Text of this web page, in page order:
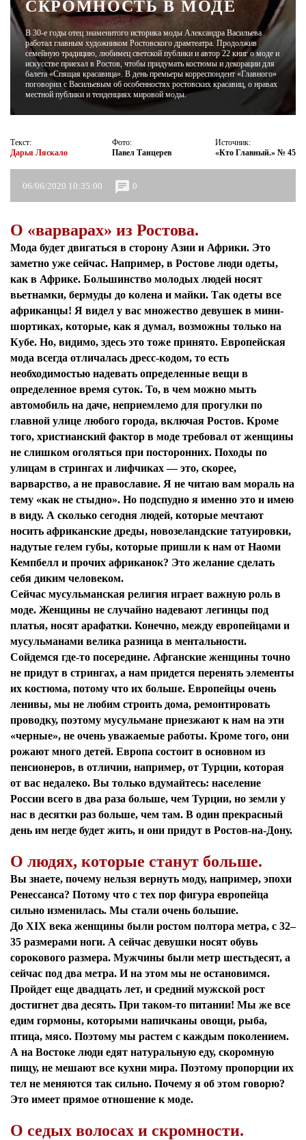
ЖУРНАЛ
СКРОМНОСТЬ В МОДЕ
В 30-е годы отец знаменитого историка моды Александра Васильева
работал главным художником Ростовского драмтеатра. Продолжив
семейную традицию, любимец светской публики и автор 22 книг о моде и
искусстве приехал в Ростов, чтобы придумать костюмы и декорации для
балета «Спящая красавица». В день премьеры корреспондент «Главного»
поговорил с Васильевым об особенностях ростовских красавиц, о нравах
местной публики и тенденциях мировой моды.
Текст:
Дарья Ляскало
Фото:
Павел Танцерев
Источник:
«Кто Главный.» № 45
06/06/2020 10:35:00 0
О «варварах» из Ростова.
Мода будет двигаться в сторону Азии и Африки. Это
заметно уже сейчас. Например, в Ростове люди одеты,
как в Африке. Большинство молодых людей носят
вьетнамки, бермуды до колена и майки. Так одеты все
африканцы! Я видел у вас множество девушек в мини-
шортиках, которые, как я думал, возможны только на
Кубе. Но, видимо, здесь это тоже принято. Европейская
мода всегда отличалась дресс-кодом, то есть
необходимостью надевать определенные вещи в
определенное время суток. То, в чем можно мыть
автомобиль на даче, неприемлемо для прогулки по
главной улице любого города, включая Ростов. Кроме
того, христианский фактор в моде требовал от женщины
не слишком оголяться при посторонних. Походы по
улицам в стрингах и лифчиках — это, скорее,
варварство, а не православие. Я не читаю вам мораль на
тему «как не стыдно». Но подспудно я именно это и имею
в виду. А сколько сегодня людей, которые мечтают
носить африканские дреды, новозеландские татуировки,
надутые гелем губы, которые пришли к нам от Наоми
Кемпбелл и прочих африканок? Это желание сделать
себя диким человеком.
Сейчас мусульманская религия играет важную роль в
моде. Женщины не случайно надевают легинцы под
платья, носят арафатки. Конечно, между европейцами и
мусульманами велика разница в ментальности.
Сойдемся где-то посередине. Афганские женщины точно
не придут в стрингах, а нам придется перенять элементы
их костюма, потому что их больше. Европейцы очень
ленивы, мы не любим строить дома, ремонтировать
проводку, поэтому мусульмане приезжают к нам на эти
«черные», не очень уважаемые работы. Кроме того, они
рожают много детей. Европа состоит в основном из
пенсионеров, в отличии, например, от Турции, которая
от вас недалеко. Вы только вдумайтесь: население
России всего в два раза больше, чем Турции, но земли у
нас в десятки раз больше, чем там. В один прекрасный
день им негде будет жить, и они придут в Ростов-на-Дону.
О людях, которые станут больше.
Вы знаете, почему нельзя вернуть моду, например, эпохи
Ренессанса? Потому что с тех пор фигура европейца
сильно изменилась. Мы стали очень большие.
До XIX века женщины были ростом полтора метра, c 32–
35 размерами ноги. А сейчас девушки носят обувь
сорокового размера. Мужчины были метр шестьдесят, а
сейчас под два метра. И на этом мы не остановимся.
Пройдет еще двадцать лет, и средний мужской рост
достигнет два десять. При таком-то питании! Мы же все
едим гормоны, которыми напичканы овощи, рыба,
птица, мясо. Поэтому мы растем с каждым поколением.
А на Востоке люди едят натуральную еду, скоромную
пищу, не мешают все кухни мира. Поэтому пропорции их
тел не меняются так сильно. Почему я об этом говорю?
Это имеет прямое отношение к моде.
О седых волосах и скромности.